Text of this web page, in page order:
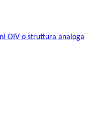
OIV o struttura analoga